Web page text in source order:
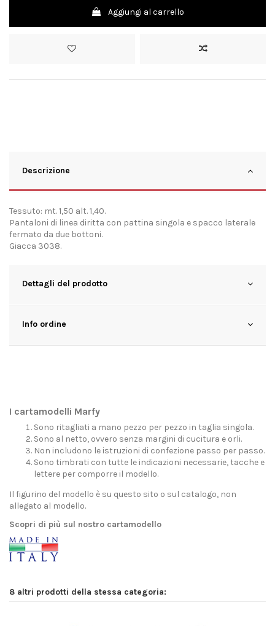
Aggiungi al carrello
Descrizione
Tessuto: mt. 1,50 alt. 1,40.
Pantaloni di linea diritta con pattina singola e spacco laterale
fermato da due bottoni.
Giacca 3038.
Dettagli del prodotto
Info ordine
I cartamodelli Marfy
Sono ritagliati a mano pezzo per pezzo in taglia singola.
Sono al netto, ovvero senza margini di cucitura e orli.
Non includono le istruzioni di confezione passo per passo.
Sono timbrati con tutte le indicazioni necessarie, tacche e
lettere per comporre il modello.
Il figurino del modello è su questo sito o sul catalogo, non
allegato al modello.
Scopri di più sul nostro cartamodello
8 altri prodotti della stessa categoria: